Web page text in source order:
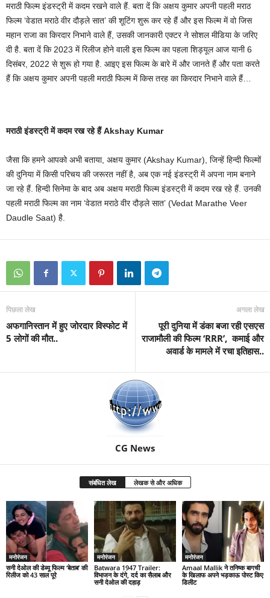
मराठी फिल्म इंडस्ट्री में कदम रखने वाले हैं. बता दें कि अक्षय कुमार अपनी पहली मराठ
फिल्म ‘वेडात मराठे वीर दौड़ले सात’ की शूटिंग शुरू कर रहे हैं और इस फिल्म में वो जिस
महान राजा का किरदार निभाने वाले हैं, उसकी जानकारी एक्टर ने सोशल मीडिया के जरिए
दी है. बता दें कि 2023 में रिलीज होने वाली इस फिल्म का पहला शिड्यूल आज यानी 6
दिसंबर, 2022 से शुरू हो गया है. आइए इस फिल्म के बारे में और जानते हैं और पता करते
हैं कि अक्षय कुमार अपनी पहली मराठी फिल्म में किस तरह का किरदार निभाने वाले हैं…
मराठी इंडस्ट्री में कदम रख रहे हैं Akshay Kumar
जैसा कि हमने आपको अभी बताया, अक्षय कुमार (Akshay Kumar), जिन्हें हिन्दी फिल्मों
की दुनिया में किसी परिचय की जरूरत नहीं है, अब एक नई इंडस्ट्री में अपना नाम बनाने
जा रहे हैं. हिन्दी सिनेमा के बाद अब अक्षय मराठी फिल्म इंडस्ट्री में कदम रख रहे हैं. उनकी
पहली मराठी फिल्म का नाम ‘वेडात मराठे वीर दौड़ले सात’ (Vedat Marathe Veer
Daudle Saat) है.
पिछला लेख
अफगानिस्तान में हुए जोरदार विस्फोट में
5 लोगों की मौत..
अगला लेख
पूरी दुनिया में डंका बजा रही एसएस
राजामौली की फिल्म ‘RRR’, कमाई और
अवार्ड के मामले में रचा इतिहास..
CG News
संबंधित लेख लेखक से और अधिक
मनोरंजन
सनी देओल की डेब्यू फिल्म ‘बेताब’ की
रिलीज को 43 साल पूरे
मनोरंजन
Batwara 1947 Trailer:
विभाजन के दंगे, दर्द का सैलाब और
सनी देओल की दहाड़
मनोरंजन
Amaal Mallik ने तनिष्क बागची
के खिलाफ अपने भड़काऊ पोस्ट किए
डिलीट